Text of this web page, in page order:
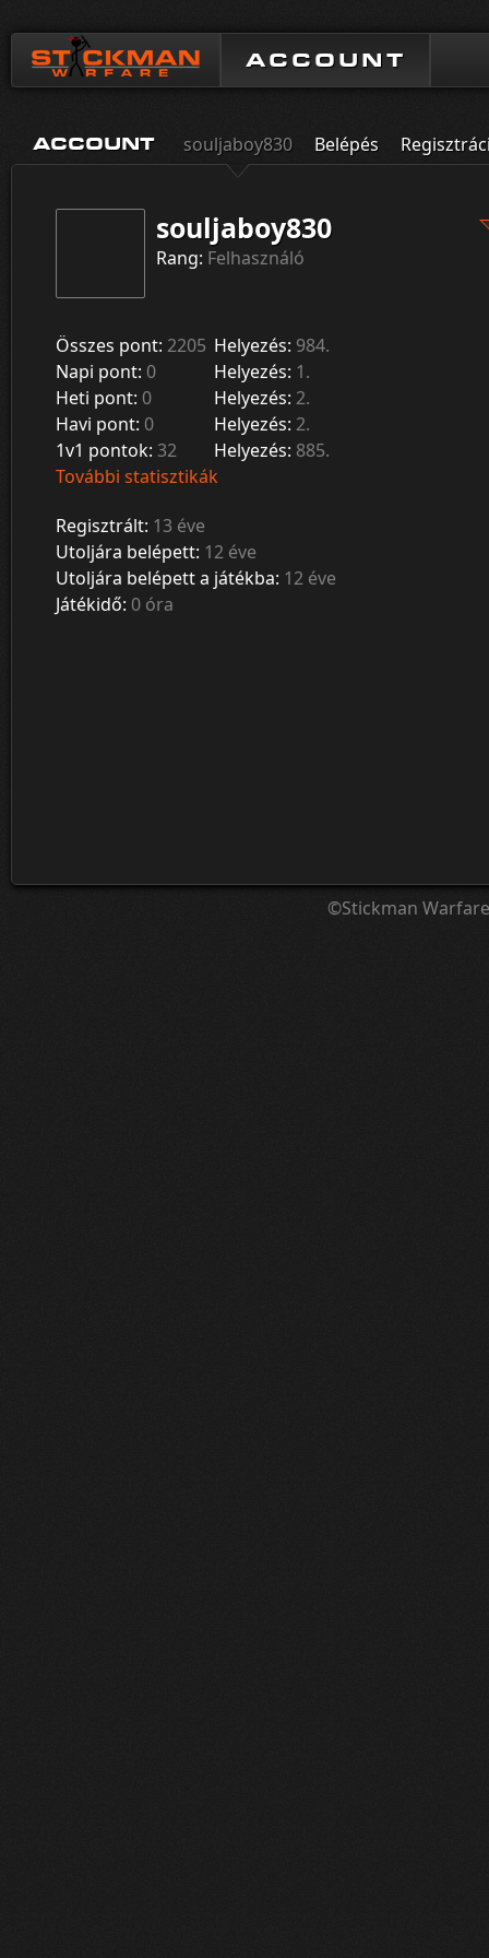
ACCOUNT
ACCOUNT souljaboy830 Belépés
souljaboy830
Rang: Felhasználó
Összes pont: 2205 Helyezés: 984.
Napi pont: 0 Helyezés: 1.
Heti pont: 0 Helyezés: 2.
Havi pont: 0 Helyezés: 2.
1v1 pontok: 32 Helyezés: 885.
További statisztikák
Regisztrált: 13 éve
Utoljára belépett: 12 éve
Utoljára belépett a játékba: 12 éve
Játékidő: 0 óra
©Stickman Warfare